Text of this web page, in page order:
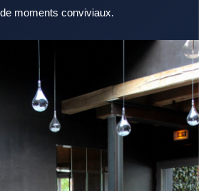
moments conviviaux.
Val de Marne de qualité devient plus
informations. Un Restaurant Val de
une clientèle locale comme
proposée par un Restaurant Val de
la cuisine. Un menu complet permet à
de toucher un public plus large. La
valorise immédiatement un Restaurant
portée aux clients améliore la réputation
Marne. L’accessibilité d’un Restaurant
au confort global de la sortie. Un
performant le midi gagne la confiance